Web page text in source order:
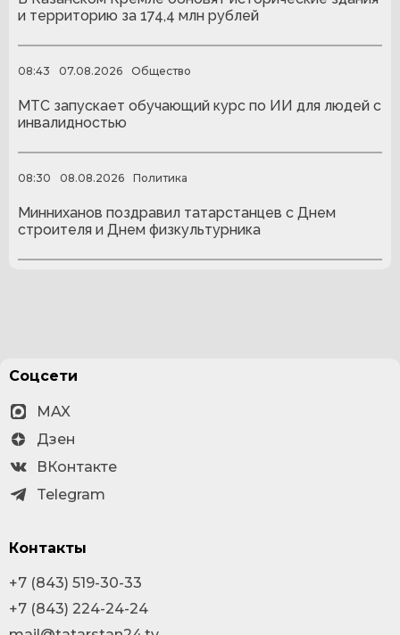
и территорию за 174,4 млн рублей
08:43 07.08.2026 Общество
МТС запускает обучающий курс по ИИ для людей с
инвалидностью
08:30 08.08.2026 Политика
Минниханов поздравил татарстанцев с Днем
строителя и Днем физкультурника
Соцсети
MAX
Дзен
ВКонтакте
Telegram
Контакты
+7 (843) 519-30-33
+7 (843) 224-24-24